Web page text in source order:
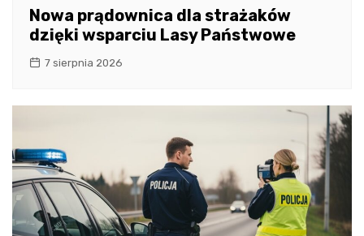
Nowa prądownica dla strażaków
dzięki wsparciu Lasy Państwowe
7 sierpnia 2026